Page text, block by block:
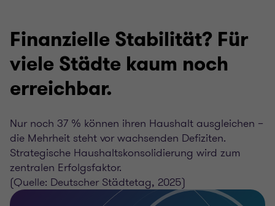
Finanzielle Stabilität? Für
viele Städte kaum noch
erreichbar.
Nur noch 37 % können ihren Haushalt ausgleichen –
die Mehrheit steht vor wachsenden Defiziten.
Strategische Haushaltskonsolidierung wird zum
zentralen Erfolgsfaktor.
(Quelle: Deutscher Städtetag, 2025)